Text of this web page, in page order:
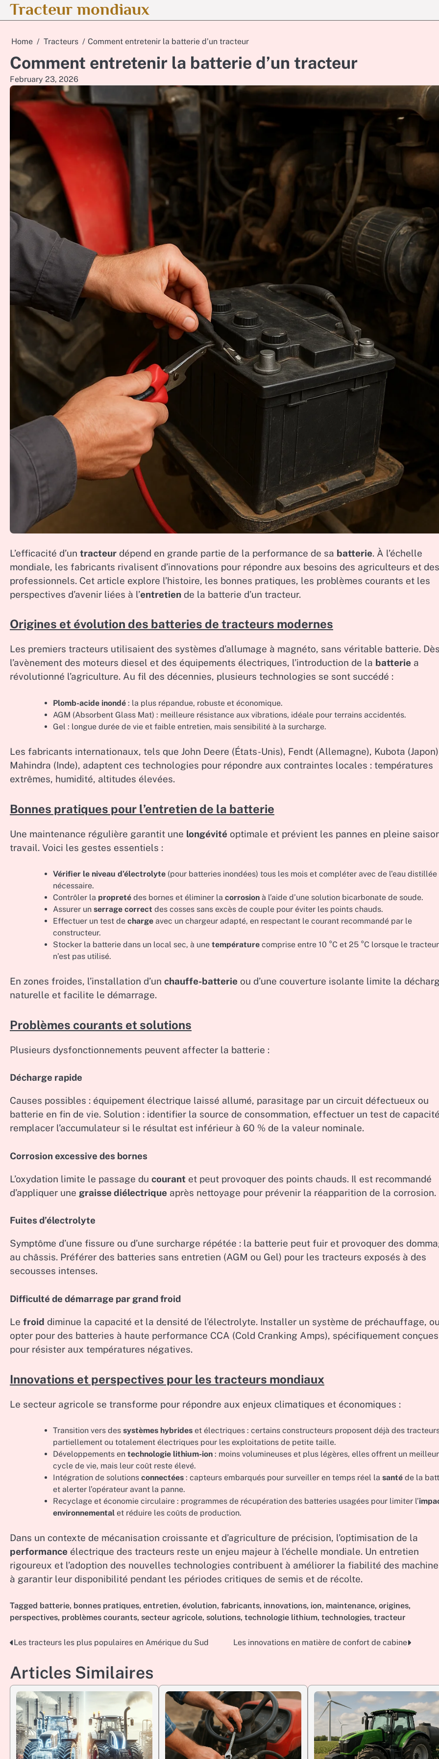
SkipTracteur mondiaux
Home Tracteurs Comment entretenir la batterie d’un tracteur
Comment entretenir la batterie d’un tracteur
February 23, 2026
L’efficacité d’un tracteur dépend en grande partie de la performance de sa batterie. À l’échelle
mondiale, les fabricants rivalisent d’innovations pour répondre aux besoins des agriculteurs et des
professionnels. Cet article explore l’histoire, les bonnes pratiques, les problèmes courants et les
perspectives d’avenir liées à l’entretien de la batterie d’un tracteur.
Origines et évolution des batteries de tracteurs modernes
Les premiers tracteurs utilisaient des systèmes d’allumage à magnéto, sans véritable batterie.
l’avènement des moteurs diesel et des équipements électriques, l’introduction de la batterie a
révolutionné l’agriculture. Au fil des décennies, plusieurs technologies se sont succédé :
Plomb-acide inondé : la plus répandue, robuste et économique.
AGM (Absorbent Glass Mat) : meilleure résistance aux vibrations, idéale pour terrains accidentés.
Gel : longue durée de vie et faible entretien, mais sensibilité à la surcharge.
Les fabricants internationaux, tels que John Deere (États-Unis), Fendt (Allemagne), Kubota
Mahindra (Inde), adaptent ces technologies pour répondre aux contraintes locales : températures
extrêmes, humidité, altitudes élevées.
Bonnes pratiques pour l’entretien de la batterie
Une maintenance régulière garantit une longévité optimale et prévient les pannes en pleine
travail. Voici les gestes essentiels :
Vérifier le niveau d’électrolyte (pour batteries inondées) tous les mois et compléter avec de l’eau distillée
nécessaire.
Contrôler la propreté des bornes et éliminer la corrosion à l’aide d’une solution bicarbonate de soude.
Assurer un serrage correct des cosses sans excès de couple pour éviter les points chauds.
Effectuer un test de charge avec un chargeur adapté, en respectant le courant recommandé par le
constructeur.
Stocker la batterie dans un local sec, à une température comprise entre 10 °C et 25 °C lorsque le tracteur
n’est pas utilisé.
En zones froides, l’installation d’un chauffe-batterie ou d’une couverture isolante limite la
naturelle et facilite le démarrage.
Problèmes courants et solutions
Plusieurs dysfonctionnements peuvent affecter la batterie :
Décharge rapide
Causes possibles : équipement électrique laissé allumé, parasitage par un circuit défectueux ou
batterie en fin de vie. Solution : identifier la source de consommation, effectuer un test de
remplacer l’accumulateur si le résultat est inférieur à 60 % de la valeur nominale.
Corrosion excessive des bornes
L’oxydation limite le passage du courant et peut provoquer des points chauds. Il est recommandé
d’appliquer une graisse diélectrique après nettoyage pour prévenir la réapparition de la corrosion.
Fuites d’électrolyte
Symptôme d’une fissure ou d’une surcharge répétée : la batterie peut fuir et provoquer des
au châssis. Préférer des batteries sans entretien (AGM ou Gel) pour les tracteurs exposés à des
secousses intenses.
Difficulté de démarrage par grand froid
Le froid diminue la capacité et la densité de l’électrolyte. Installer un système de préchauffage,
opter pour des batteries à haute performance CCA (Cold Cranking Amps), spécifiquement conçues
pour résister aux températures négatives.
Innovations et perspectives pour les tracteurs mondiaux
Le secteur agricole se transforme pour répondre aux enjeux climatiques et économiques :
Transition vers des systèmes hybrides et électriques : certains constructeurs proposent déjà des
partiellement ou totalement électriques pour les exploitations de petite taille.
Développements en technologie lithium-ion : moins volumineuses et plus légères, elles offrent un meilleur
cycle de vie, mais leur coût reste élevé.
Intégration de solutions connectées : capteurs embarqués pour surveiller en temps réel la santé de la
et alerter l’opérateur avant la panne.
Recyclage et économie circulaire : programmes de récupération des batteries usagées pour limiter l’
environnemental et réduire les coûts de production.
Dans un contexte de mécanisation croissante et d’agriculture de précision, l’optimisation de la
performance électrique des tracteurs reste un enjeu majeur à l’échelle mondiale. Un entretien
rigoureux et l’adoption des nouvelles technologies contribuent à améliorer la fiabilité des
à garantir leur disponibilité pendant les périodes critiques de semis et de récolte.
Tagged batterie, bonnes pratiques, entretien, évolution, fabricants, innovations, ion, maintenance, origines,
perspectives, problèmes courants, secteur agricole, solutions, technologie lithium, technologies, tracteur
Post
navigation
Les tracteurs les plus populaires en Amérique du Sud Les innovations en matière de confort de cabine
Articles Similaires